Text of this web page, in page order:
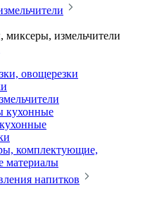
миксеры, измельчители
овощерезки
кухонные
комплектующие,
материалы
напитков